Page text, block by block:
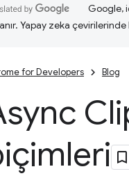
Google,
Yapay zeka
for Developers Blog